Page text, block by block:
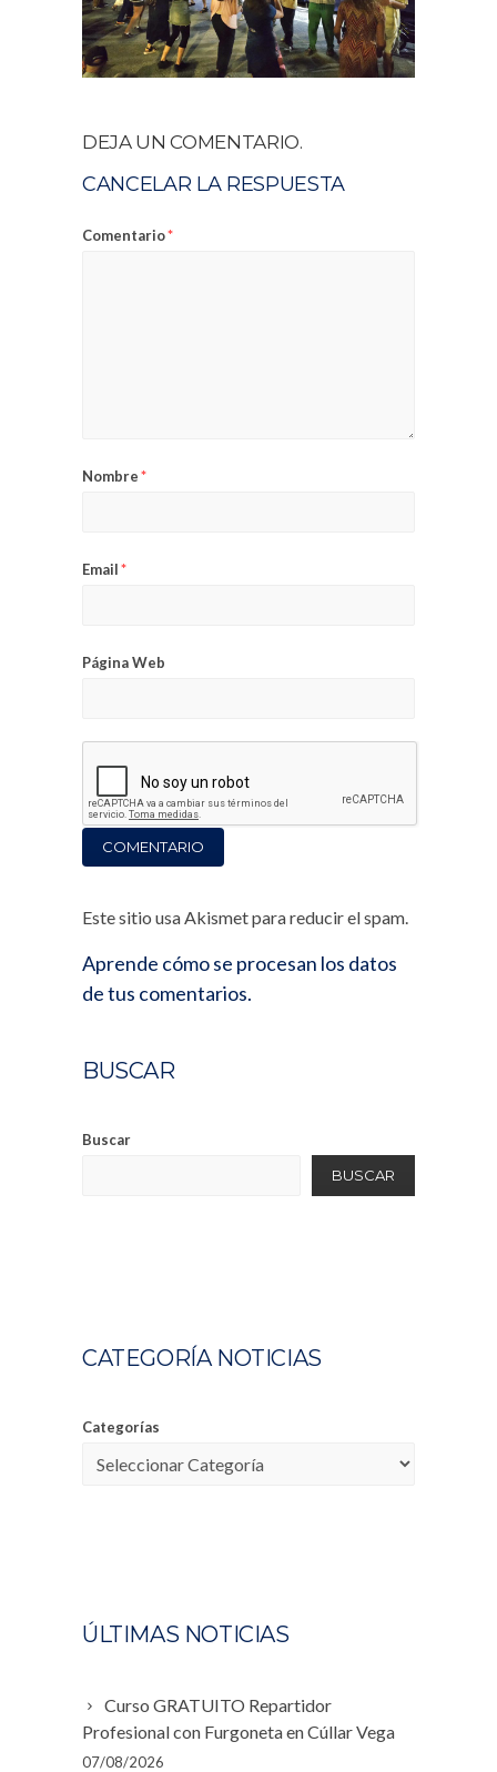
DEJA UN COMENTARIO.
CANCELAR LA RESPUESTA
Comentario*
Nombre*
Email*
Página Web
Este sitio usa Akismet para reducir el spam.
Aprende cómo se procesan los datos
de tus comentarios.
BUSCAR
Buscar
BUSCAR
CATEGORÍA NOTICIAS
Categorías
ÚLTIMAS NOTICIAS
Curso GRATUITO Repartidor
Profesional con Furgoneta en Cúllar Vega
07/08/2026